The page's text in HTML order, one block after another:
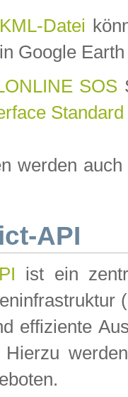
KML-Datei
Google
SOS
werden
API
ist ein
effiziente